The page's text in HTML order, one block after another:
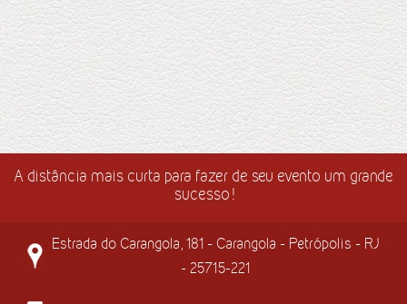
A distância mais curta para fazer de seu evento um grande
sucesso!
Estrada do Carangola, 181 - Carangola - Petrópolis - RJ
- 25715-221